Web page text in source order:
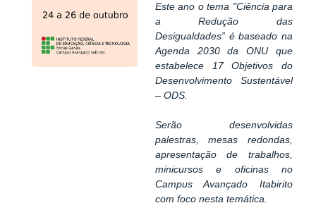
Este ano o tema "Ciência para
a Redução das
Desigualdades” é baseado na
Agenda 2030 da ONU que
estabelece 17 Objetivos do
Desenvolvimento Sustentável
– ODS.
Serão desenvolvidas
palestras, mesas redondas,
apresentação de trabalhos,
minicursos e oficinas no
Campus Avançado Itabirito
com foco nesta temática.